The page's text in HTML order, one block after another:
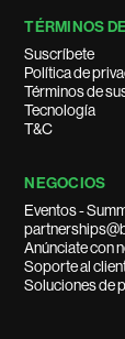
TÉRMINOS
Suscríbete
Política de
Términos de
Tecnología
T&C
NEGOCIOS
Eventos -
Anúnciate con
Soporte al
Soluciones de